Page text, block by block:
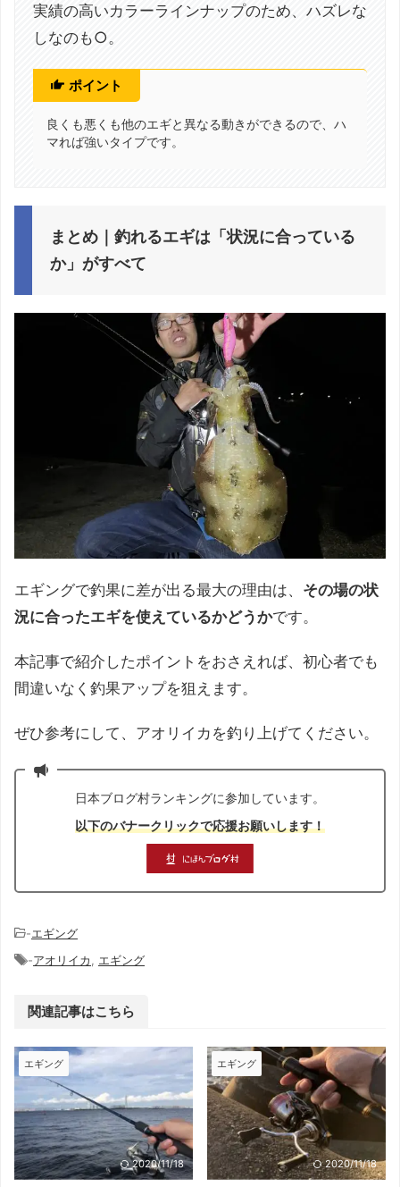
実績の高いカラーラインナップのため、ハズレな
しなのも○。
ポイント
良くも悪くも他のエギと異なる動きができるので、ハ
マれば強いタイプです。
まとめ｜釣れるエギは「状況に合っている
か」がすべて
エギングで釣果に差が出る最大の理由は、 その場の状
況に合ったエギを使えているかどうかです。
本記事で紹介したポイントをおさえれば、初心者でも
間違いなく釣果アップを狙えます。
ぜひ参考にして、アオリイカを釣り上げてください。
日本ブログ村ランキングに参加しています。
以下のバナークリックで応援お願いします！
-エギング
-アオリイカ, エギング
関連記事はこちら
エギング
2020/11/18
エギング
2020/11/18